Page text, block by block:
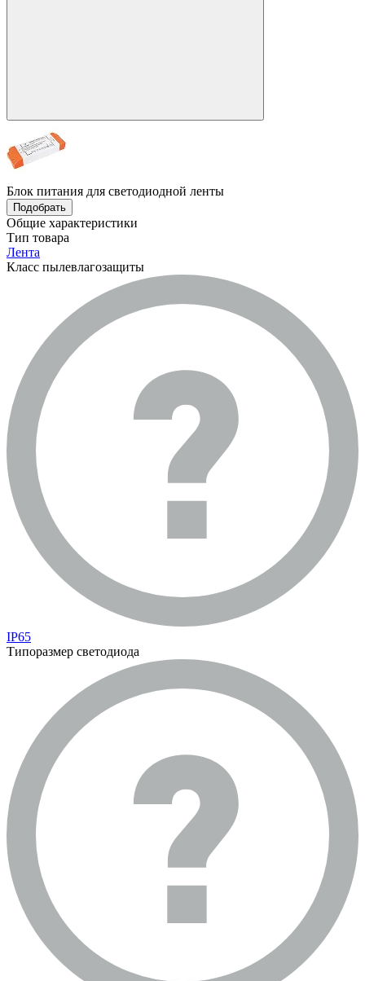
Блок питания для светодиодной ленты
Подобрать
Общие характеристики
Тип товара
Лента
Класс пылевлагозащиты
IP65
Типоразмер светодиода